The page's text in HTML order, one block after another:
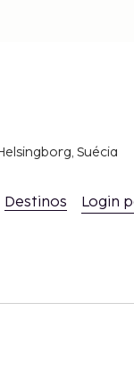
Suécia
Destinos Login